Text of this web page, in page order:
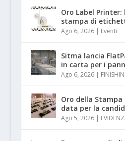
Oro Label Printer:
stampa di
Ago 6, 2026| Eventi
Sitma lancia
in carta per i
Ago 6, 2026|
Oro della
data per la
Ago 5, 2026|